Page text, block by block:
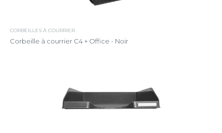
CORBEILLES À COURRIER
Corbeille à courrier C4 + Office - Noir